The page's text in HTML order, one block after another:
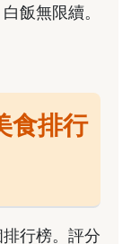
飯無限續。
食排行
行榜。評分